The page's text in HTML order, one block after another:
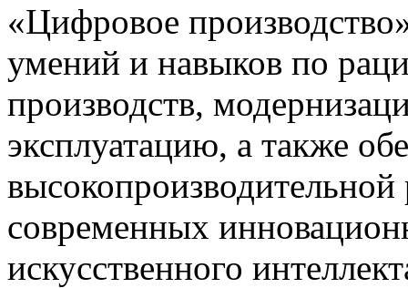
«Цифровое
умений и навыков по
производств,
эксплуатацию, а также
современных
искусственного